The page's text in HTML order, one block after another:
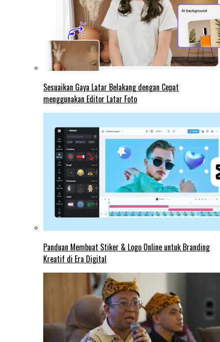
Sesuaikan Gaya Latar Belakang dengan Cepat
menggunakan Editor Latar Foto
Panduan Membuat Stiker & Logo Online untuk Branding
Kreatif di Era Digital